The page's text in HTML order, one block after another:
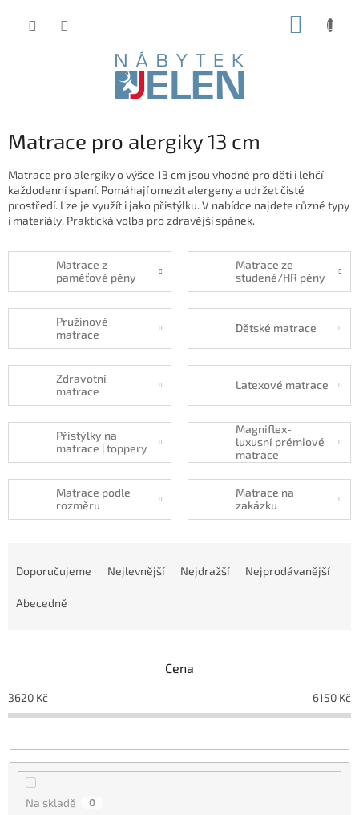
Matrace pro alergiky 13 cm
Matrace pro alergiky o výšce 13 cm jsou vhodné pro děti i lehčí
každodenní spaní. Pomáhají omezit alergeny a udržet čisté
prostředí. Lze je využít i jako přistýlku. V nabídce najdete různé typy
i materiály. Praktická volba pro zdravější spánek.
Matrace z
paměťové pěny
Matrace ze
studené/HR pěny
Pružinové
matrace
Dětské matrace
Zdravotní
matrace
Latexové matrace
Přistýlky na
matrace | toppery
Magniflex-
luxusní prémiové
matrace
Matrace podle
rozměru
Matrace na
zakázku
o
d
k
t
Doporučujeme Nejlevnější Nejdražší Nejprodávanější
Abecedně
Cena
3620 Kč 6150 Kč
Na skladě 0